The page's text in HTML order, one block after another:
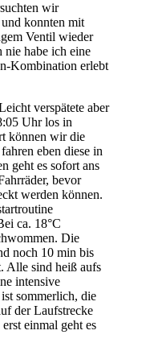
wir
und konnten mit
Ventil wieder
nie habe ich eine
Kombination erlebt
verspätete aber
Uhr los in
können wir die
eben diese in
geht es sofort ans
bevor
werden können.
ca. 18°C
Die
noch 10 min bis
Alle sind heiß aufs
intensive
sommerlich, die
der Laufstrecke
einmal geht es